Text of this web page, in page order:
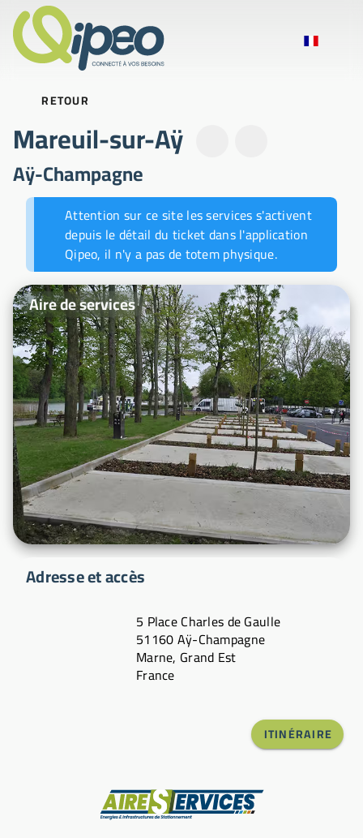
RETOUR
Mareuil-sur-Aÿ
Aÿ-Champagne
Fil-info des actualités
Attention sur ce site les services s'activent
depuis le détail du ticket dans l'application
Qipeo, il n'y a pas de totem physique.
Photos d'illustration
Aire de services
Adresse et accès
5 Place Charles de Gaulle
51160 Aÿ-Champagne
Marne, Grand Est
France
ITINÉRAIRE